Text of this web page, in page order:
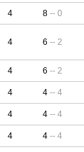
4 8 -- 0
4 6 -- 2
4 6 -- 2
4 4 -- 4
4 4 -- 4
4 4 -- 4